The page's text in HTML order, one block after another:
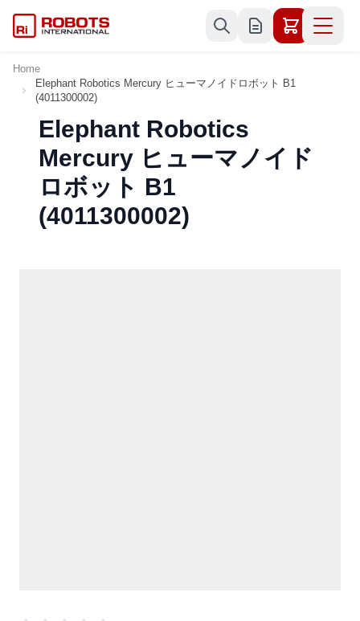
Home
Elephant Robotics Mercury ヒューマノイドロボット B1
(4011300002)
Elephant Robotics
Mercury ヒューマノイド
ロボット B1
(4011300002)